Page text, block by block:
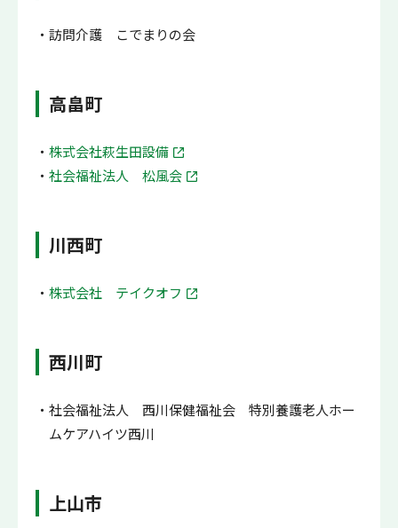
訪問介護 こでまりの会
高畠町
株式会社萩生田設備
社会福祉法人 松風会
川西町
株式会社 テイクオフ
西川町
社会福祉法人 西川保健福祉会 特別養護老人ホー
ムケアハイツ西川
上山市